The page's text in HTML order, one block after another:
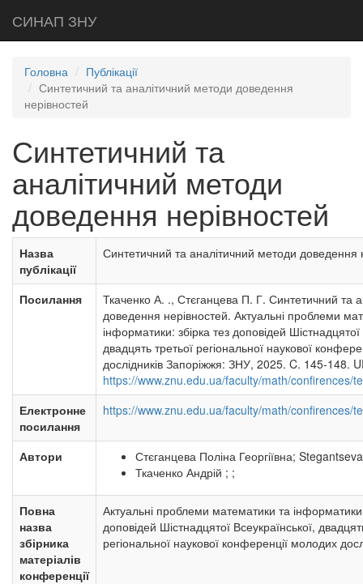
СИНАП ЗНУ
Головна
Публікації
Синтетичний та аналітичний методи доведення
нерівностей
Синтетичний та
аналітичний методи
доведення нерівностей
Назва
публікації
Синтетичний та аналітичний методи доведення
Посилання
Ткаченко А. ., Стєганцева П. Г. Синтетичний та
доведення нерівностей. Актуальні проблеми
інформатики: збірка тез доповідей Шістнадцятої
двадцять третьої регіональної наукової
дослідників Запоріжжя: ЗНУ, 2025. C. 145-148.
https://www.znu.edu.ua/faculty/math/confirences/
Електронне
посилання
https://www.znu.edu.ua/faculty/math/confirences/
Автори
Стєганцева Поліна Георгіївна;
Ткаченко Андрій ; ;
Повна
назва
збірника
матеріалів
конференції
Актуальні проблеми математики та
доповідей Шістнадцятої Всеукраїнської,
регіональної наукової конференції молодих